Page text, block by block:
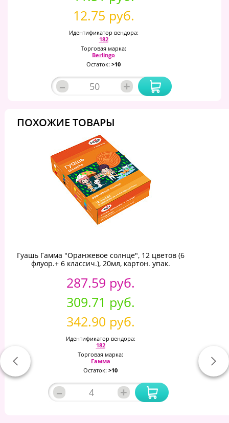
12.75 руб.
Идентификатор вендора:
182
Торговая марка:
Berlingo
Остаток: >10
– +
ПОХОЖИЕ ТОВАРЫ
Гуашь Гамма "Оранжевое солнце", 12 цветов (6
флуор.+ 6 классич.), 20мл, картон. упак.
287.59 руб.
309.71 руб.
342.90 руб.
Идентификатор вендора:
182
Торговая марка:
Гамма
Остаток: >10
– +